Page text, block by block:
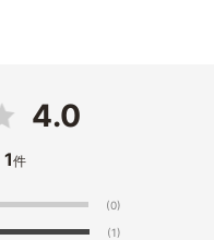
4.0
1件
(0)
(1)